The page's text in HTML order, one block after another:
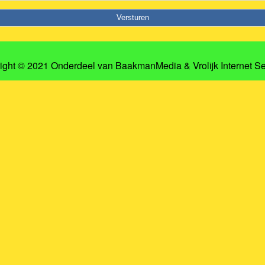
© 2021 Onderdeel van BaakmanMedia& Vrolijk Internet